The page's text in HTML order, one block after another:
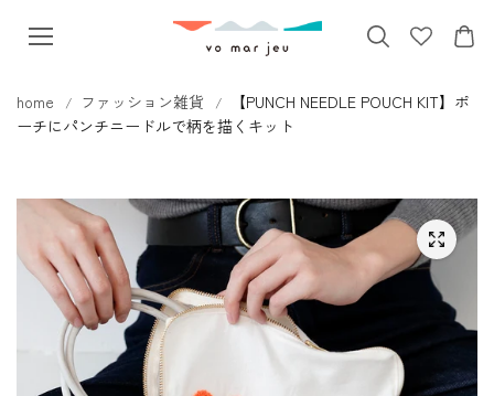
キップ
home ファッション雑貨
【PUNCH NEEDLE POUCH KIT】ポ
ーチにパンチニードルで柄を描くキット